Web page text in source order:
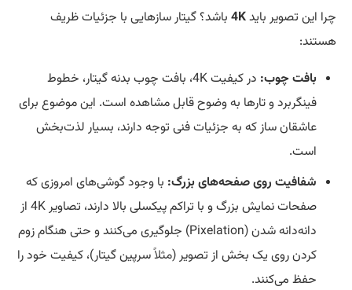
چرا این تصویر باید4K باشد؟ گیتار سازهایی با جزئیات ظریف
هستند:
بافت چوب:
در کیفیت 4K، بافت چوب بدنه گیتار، خطوط
فینگربرد و تارها به وضوح قابل مشاهده است. این موضوع برای
عاشقان ساز که به جزئیات فنی توجه دارند، بسیار لذت‌بخش
است.
شفافیت روی صفحه‌های بزرگ: با وجود گوشی‌های امروزی که
صفحات نمایش بزرگ و با تراکم پیکسلی بالا دارند، تصاویر 4K از
دانه‌دانه شدن (Pixelation) جلوگیری می‌کنند و حتی هنگام زوم
کردن روی یک بخش از تصویر (مثلاً سرپین گیتار)، کیفیت خود را
حفظ می‌کنند.